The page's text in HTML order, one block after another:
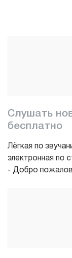
Слушать
бесплатно
Лёгкая по
электронная по
- Добро